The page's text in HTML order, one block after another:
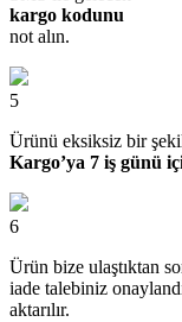
kargo kodunu
not alın.
5
Ürünü eksiksiz bir
Kargo’ya 7 iş günü
6
Ürün bize ulaştıktan
iade talebiniz
aktarılır.